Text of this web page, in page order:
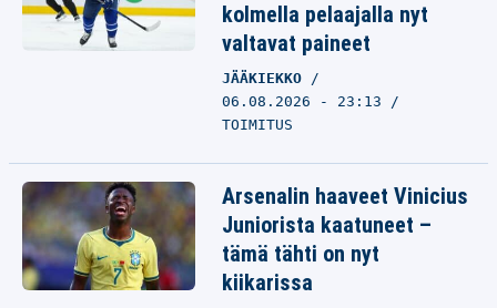
kolmella pelaajalla nyt
valtavat paineet
JÄÄKIEKKO
06.08.2026 - 23:13
TOIMITUS
Arsenalin haaveet Vinicius
Juniorista kaatuneet –
tämä tähti on nyt
kiikarissa